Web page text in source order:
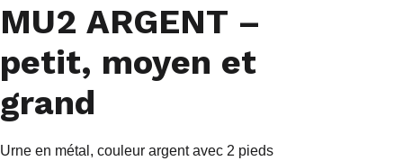
MU2 ARGENT –
petit, moyen et
grand
Urne en métal, couleur argent avec 2 pieds